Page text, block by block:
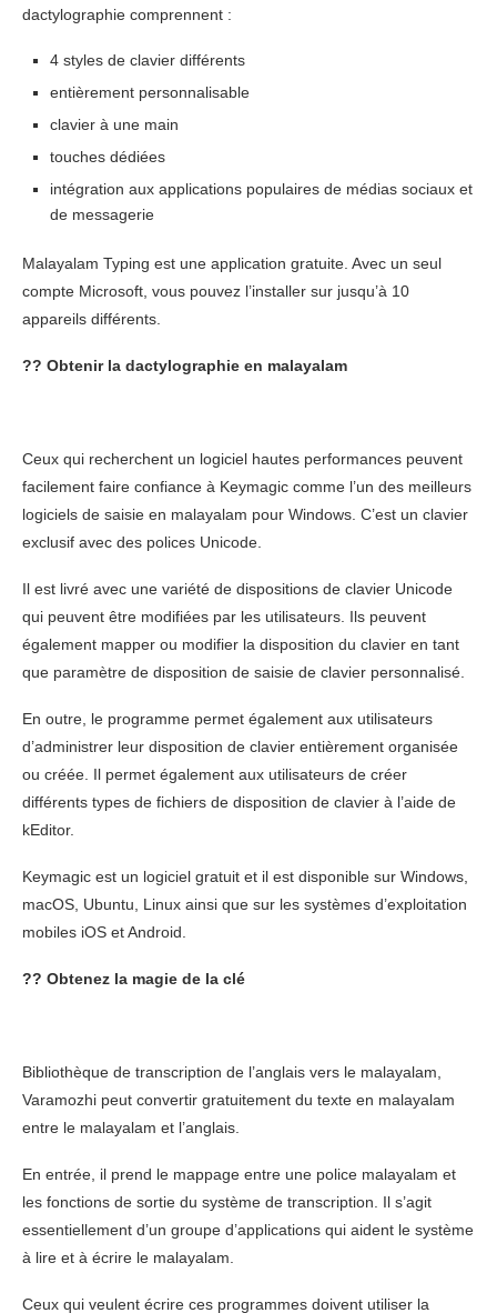
dactylographie comprennent :
4 styles de clavier différents
entièrement personnalisable
clavier à une main
touches dédiées
intégration aux applications populaires de médias sociaux et
de messagerie
Malayalam Typing est une application gratuite. Avec un seul
compte Microsoft, vous pouvez l’installer sur jusqu’à 10
appareils différents.
?? Obtenir la dactylographie en malayalam
Ceux qui recherchent un logiciel hautes performances peuvent
facilement faire confiance à Keymagic comme l’un des meilleurs
logiciels de saisie en malayalam pour Windows. C’est un clavier
exclusif avec des polices Unicode.
Il est livré avec une variété de dispositions de clavier Unicode
qui peuvent être modifiées par les utilisateurs. Ils peuvent
également mapper ou modifier la disposition du clavier en tant
que paramètre de disposition de saisie de clavier personnalisé.
En outre, le programme permet également aux utilisateurs
d’administrer leur disposition de clavier entièrement organisée
ou créée. Il permet également aux utilisateurs de créer
différents types de fichiers de disposition de clavier à l’aide de
kEditor.
Keymagic est un logiciel gratuit et il est disponible sur Windows,
macOS, Ubuntu, Linux ainsi que sur les systèmes d’exploitation
mobiles iOS et Android.
?? Obtenez la magie de la clé
Bibliothèque de transcription de l’anglais vers le malayalam,
Varamozhi peut convertir gratuitement du texte en malayalam
entre le malayalam et l’anglais.
En entrée, il prend le mappage entre une police malayalam et
les fonctions de sortie du système de transcription. Il s’agit
essentiellement d’un groupe d’applications qui aident le système
à lire et à écrire le malayalam.
Ceux qui veulent écrire ces programmes doivent utiliser la